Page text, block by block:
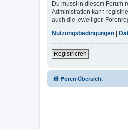
Du musst in diesem Forum
Administration kann
auch die jeweiligen
Nutzungsbedingungen
Registrieren
Foren-Übersicht